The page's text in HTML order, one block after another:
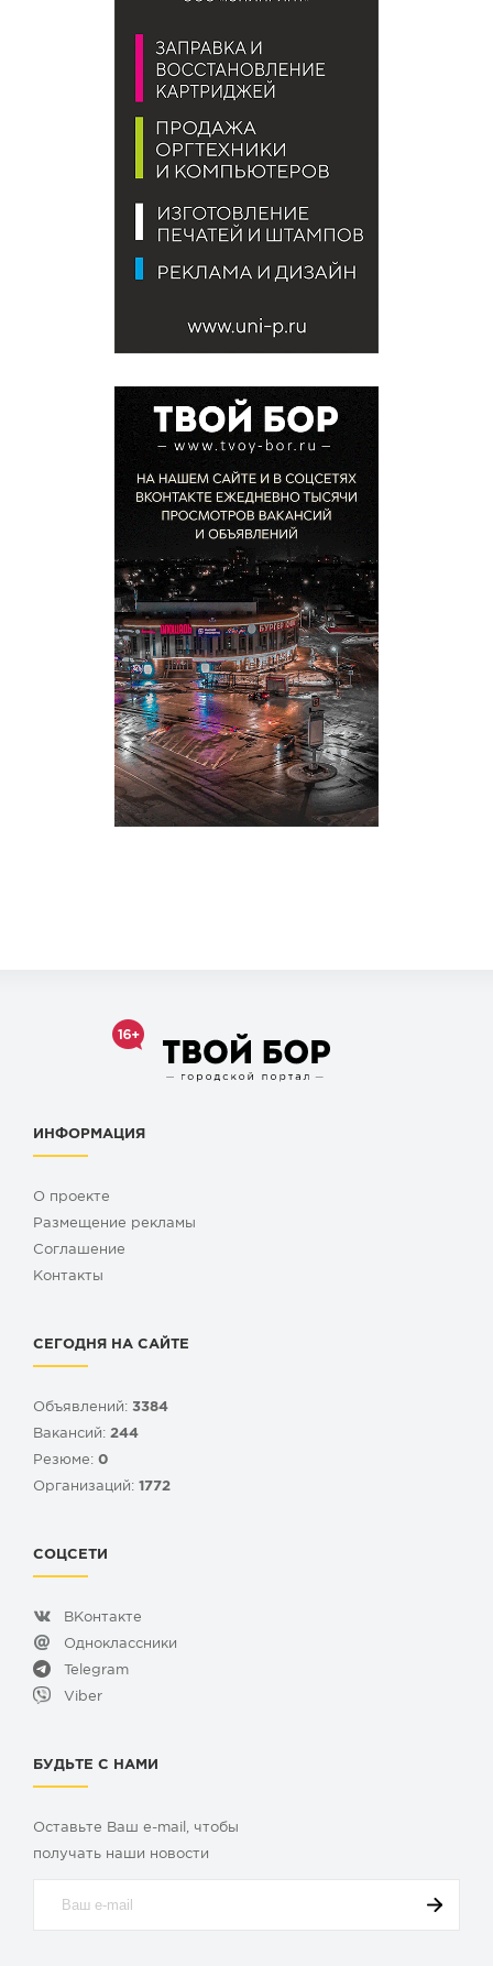
ИНФОРМАЦИЯ
О проекте
Размещение рекламы
Cоглашение
Контакты
СЕГОДНЯ НА САЙТЕ
Объявлений: 3384
Вакансий: 244
Резюме: 0
Организаций: 1772
СОЦСЕТИ
ВКонтакте
Одноклассники
Telegram
Viber
БУДЬТЕ С НАМИ
Оставьте Ваш e-mail, чтобы
получать наши новости